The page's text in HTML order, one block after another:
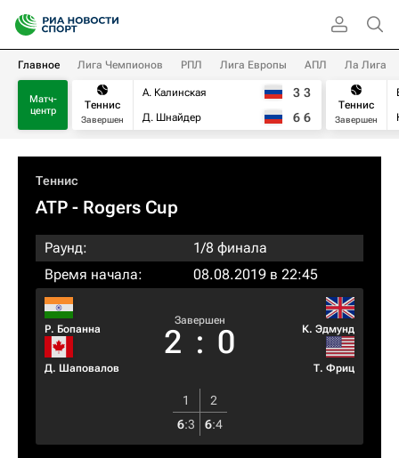
Главное Лига Чемпионов РПЛ Лига Европы АПЛ Ла Лига
Матч-
центр
Теннис
Завершен
А. Калинская
Д. Шнайдер
3 3
6 6
Теннис
Завершен
Теннис
ATP - Rogers Cup
Раунд:
1/8 финала
Время начала:
08.08.2019 в 22:45
Р. Бопанна
Д. Шаповалов
Завершен
2 : 0 К. Эдмунд
Т. Фриц
1
2
6:3 6:4